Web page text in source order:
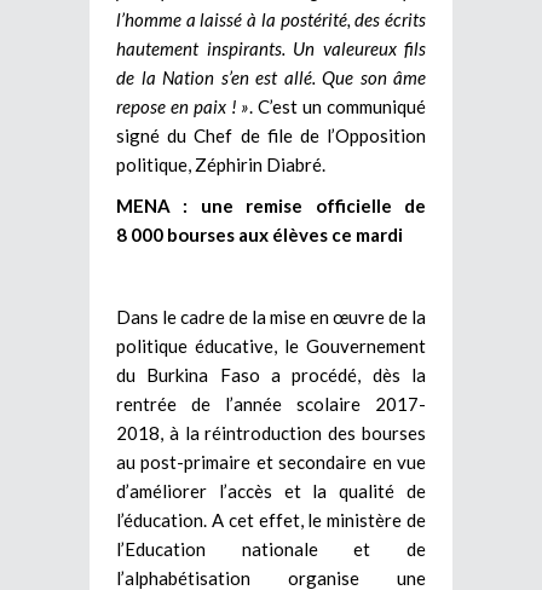
l’homme a laissé à la postérité, des écrits
hautement inspirants. Un valeureux fils
de la Nation s’en est allé. Que son âme
repose en paix ! » . C’est un communiqué
signé du Chef de file de l’Opposition
politique, Zéphirin Diabré.
MENA : une remise officielle de
8 000 bourses aux élèves ce mardi
Dans le cadre de la mise en œuvre de la
politique éducative, le Gouvernement
du Burkina Faso a procédé, dès la
rentrée de l’année scolaire 2017-
2018, à la réintroduction des bourses
au post-primaire et secondaire en vue
d’améliorer l’accès et la qualité de
l’éducation. A cet effet, le ministère de
l’Education nationale et de
l’alphabétisation organise une